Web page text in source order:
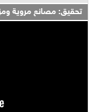
تحقيق: مصانع مروية